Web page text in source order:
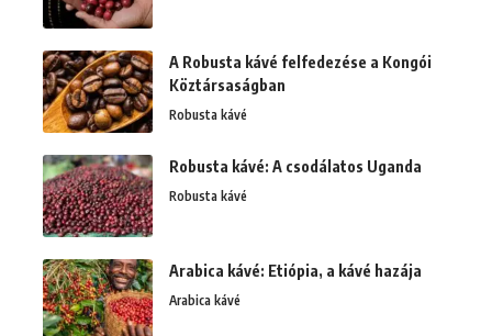
A Robusta kávé felfedezése a Kongói
Köztársaságban
Robusta kávé
Robusta kávé: A csodálatos Uganda
Robusta kávé
Arabica kávé: Etiópia, a kávé hazája
Arabica kávé